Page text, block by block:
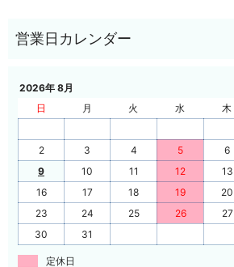
2026年 8月
日
月 火 水 木
2
3 4 5 6
9
10 11 12 13
16
17 18 19 20
23
24 25 26 27
30
31
定休日